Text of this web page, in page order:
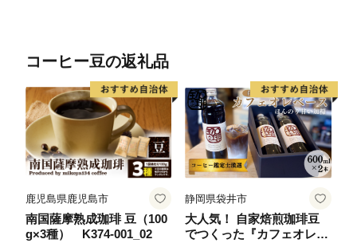
コーヒー豆の返礼品
鹿児島県鹿児島市
南国薩摩熟成珈琲 豆（100
g×3種） K374-001_02
静岡県袋井市
大人気！ 自家焙煎珈琲豆
でつくった『カフェオレベ